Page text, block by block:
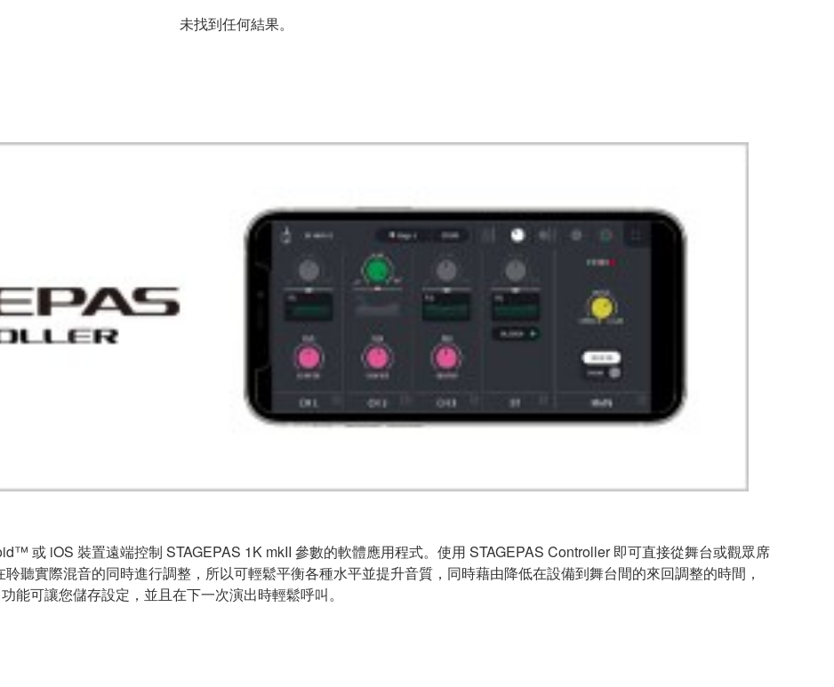
未找到任何結果。
或 iOS 裝置遠端控制 STAGEPAS 1K mkII 參數的軟體應用程式。使用 STAGEPAS Controller 即可直接從舞台或觀眾席
聽實際混音的同時進行調整，所以可輕鬆平衡各種水平並提升音質，同時藉由降低在設備到舞台間的來回調整的時間，
能可讓您儲存設定，並且在下一次演出時輕鬆呼叫。